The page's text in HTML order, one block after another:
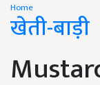
Home
खेती-बाड़ी